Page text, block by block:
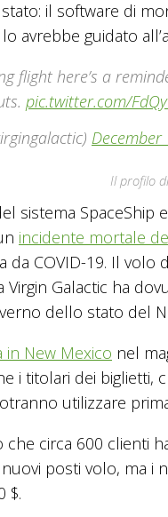
il software di
avrebbe guidato
flight here’s a
pic.twitter.com/
Il profilo
sistema SpaceShip
incidente mortale
da COVID-19. Il
Galactic ha
dello stato del
in New Mexico nel
i titolari dei biglietti,
utilizzare
che circa 600 clienti
posti volo, ma i
$.